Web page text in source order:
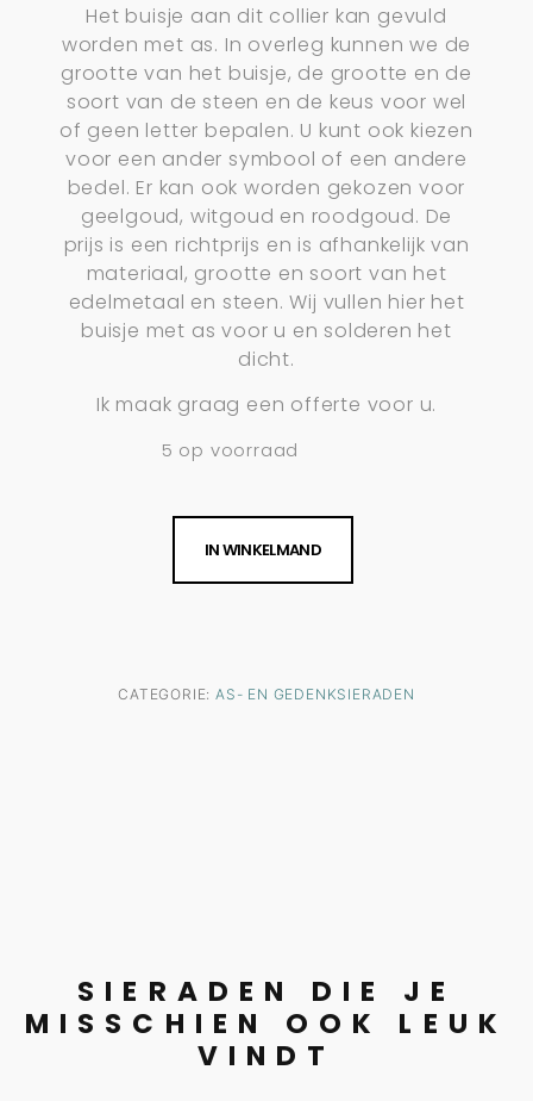
Het buisje aan dit collier kan gevuld
worden met as. In overleg kunnen we de
grootte van het buisje, de grootte en de
soort van de steen en de keus voor wel
of geen letter bepalen. U kunt ook kiezen
voor een ander symbool of een andere
bedel. Er kan ook worden gekozen voor
geelgoud, witgoud en roodgoud. De
prijs is een richtprijs en is afhankelijk van
materiaal, grootte en soort van het
edelmetaal en steen. Wij vullen hier het
buisje met as voor u en solderen het
dicht.
Ik maak graag een offerte voor u.
5 op voorraad
IN WINKELMAND
CATEGORIE: AS- EN GEDENKSIERADEN
SIERADEN DIE JE
MISSCHIEN OOK LEUK
VINDT